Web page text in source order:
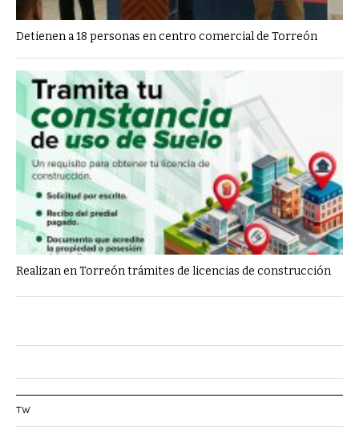
Detienen a 18 personas en centro comercial de Torreón
Realizan en Torreón trámites de licencias de construcción
TW